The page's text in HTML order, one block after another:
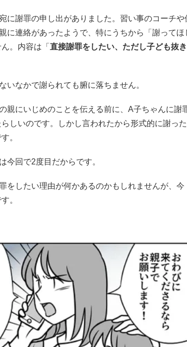
に謝罪の申し出がありました。習い事のコーチや
に連絡があったようで、特にうちから「謝ってほ
。内容は「 直接謝罪をしたい、ただし子ども抜き
いなかで謝られても腑に落ちません。
親にいじめのことを伝える前に、A子ちゃんに謝
しいのです。しかし言われたから形式的に謝っ
。
今回で2度目だからです。
をしたい理由が何かあるのかもしれませんが、今
。